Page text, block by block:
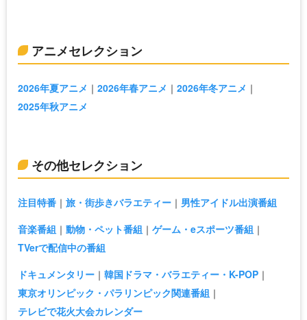
アニメセレクション
2026年夏アニメ 2026年春アニメ
2026年冬アニメ
2025年秋アニメ
その他セレクション
注目特番 旅・街歩きバラエティー
男性アイドル出演番組
音楽番組
動物・ペット番組
ゲーム・eスポーツ番組
TVerで配信中の番組
ドキュメンタリー
韓国ドラマ・バラエティー・K-POP
東京オリンピック・パラリンピック関連番組
テレビで花火大会カレンダー